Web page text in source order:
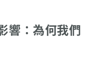
響：為何我們